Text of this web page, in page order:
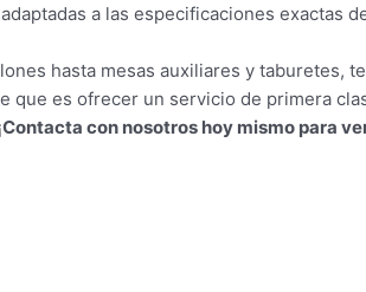
adaptadas a las especificaciones exactas
hasta mesas auxiliares y taburetes,
que es ofrecer un servicio de primera
con nosotros hoy mismo para